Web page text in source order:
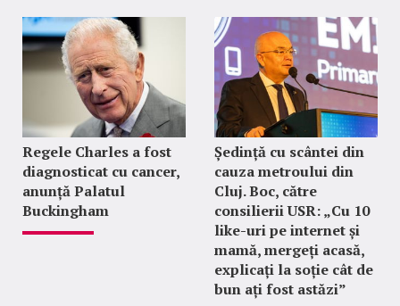
Regele Charles a fost
diagnosticat cu cancer,
anunță Palatul
Buckingham
Ședință cu scântei din
cauza metroului din
Cluj. Boc, către
consilierii USR: „Cu 10
like-uri pe internet și
mamă, mergeți acasă,
explicați la soție cât de
bun ați fost astăzi”